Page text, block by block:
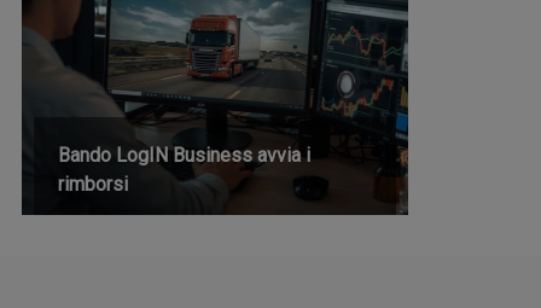
Bando LogIN Business avvia i
rimborsi